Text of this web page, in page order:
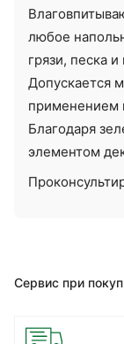
любое
грязи, песка
Допускается
применением
Благодаря
элементом
Сервис при